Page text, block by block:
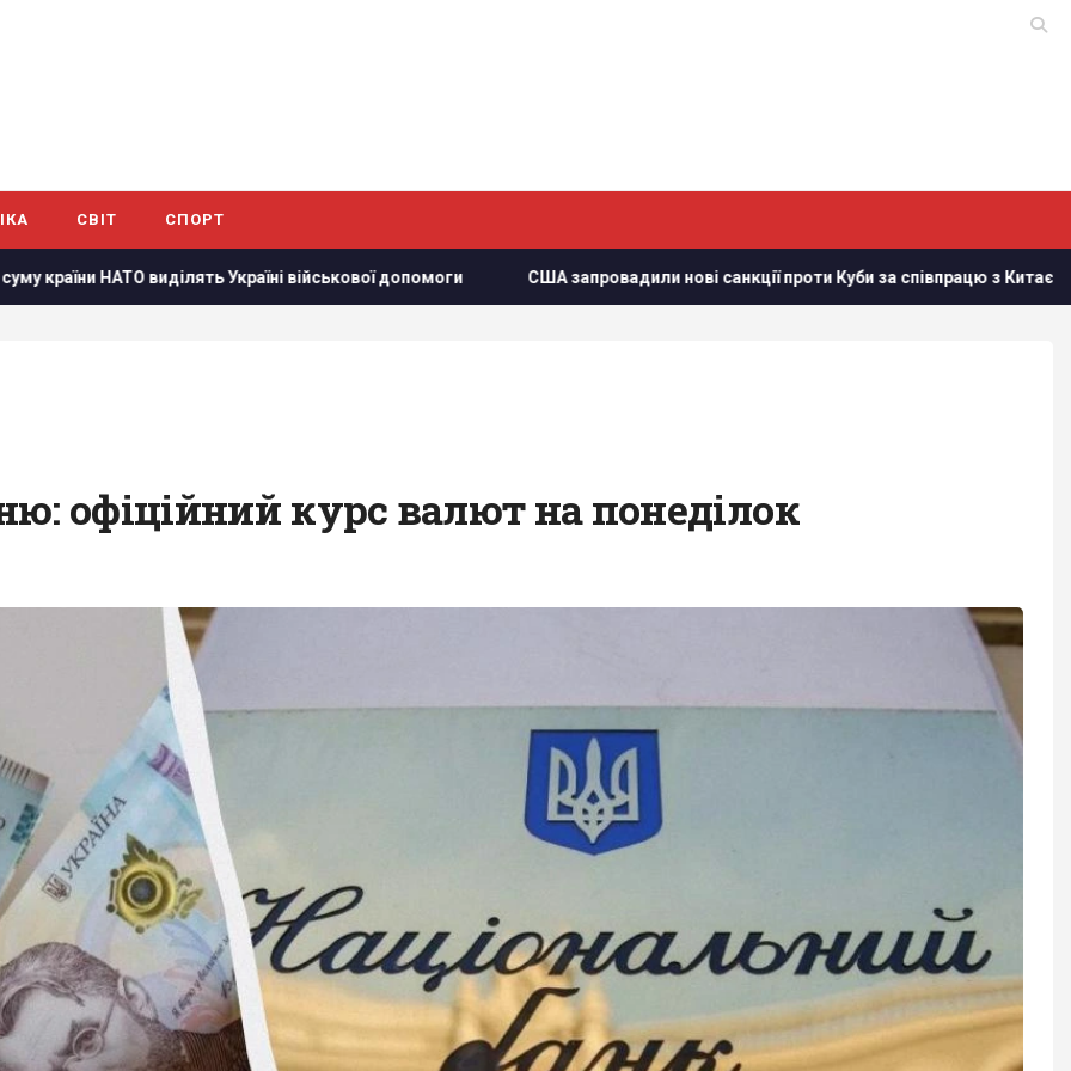
СВІТ СПОРТ
виділять Україні військової допомоги США запровадили нові санкції проти Куби за співпрацю з Китаєм та РФ, -
офіційний курс валют на понеділок